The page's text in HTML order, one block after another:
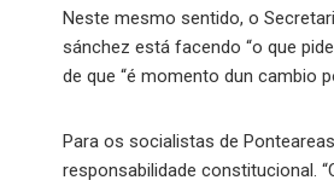
Neste mesmo sentido, o
sánchez está facendo “o que
de que “é momento dun cambio
Para os socialistas de
responsabilidade constitucional.